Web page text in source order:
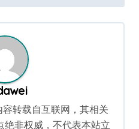
容转载自互联网，其相关
绝非权威，不代表本站立